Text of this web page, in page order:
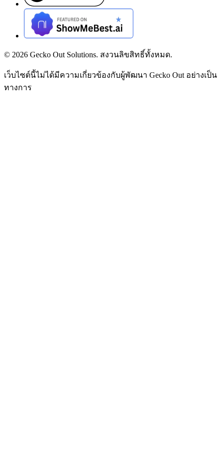
© 2026 Gecko Out Solutions. สงวนลิขสิทธิ์ทั้งหมด.
เว็บไซต์นี้ไม่ได้มีความเกี่ยวข้องกับผู้พัฒนา Gecko Out อย่างเป็น
ทางการ